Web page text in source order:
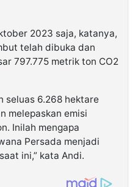
2023 saja, katanya,
telah dibuka dan
797.775 metrik ton CO2
seluas 6.268 hektare
melepaskan emisi
Inilah mengapa
Persada menjadi
ini,” kata Andi.